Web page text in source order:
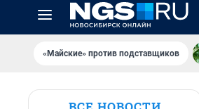
«Майские» против подставщиков